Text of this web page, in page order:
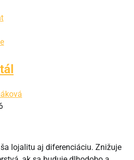
lojalitu aj diferenciáciu. Znižuje